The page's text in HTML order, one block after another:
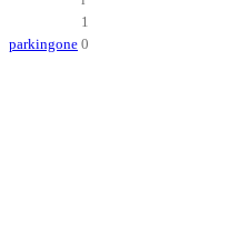
parkingone